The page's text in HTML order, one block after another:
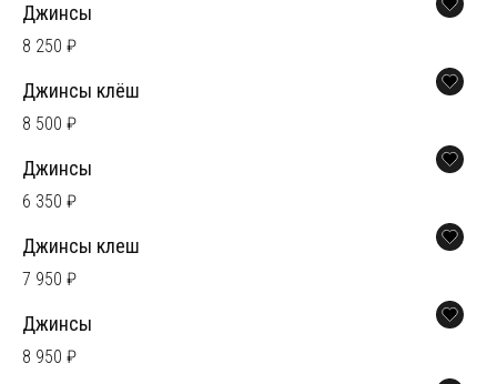
Джинсы
8 250 ₽
Джинсы клёш
8 500 ₽
Джинсы
6 350 ₽
Джинсы клеш
7 950 ₽
Джинсы
8 950 ₽